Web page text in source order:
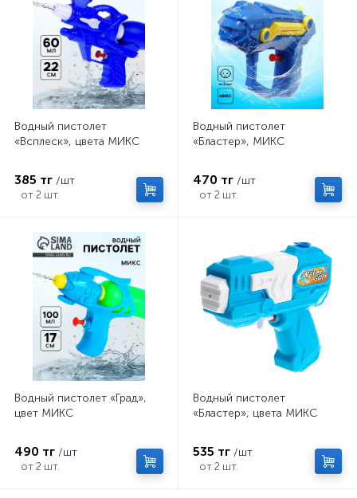
Водный пистолет
«Всплеск», цвета МИКС
385 тг /шт
от 2 шт.
Водный пистолет
«Бластер», МИКС
470 тг /шт
от 2 шт.
Водный пистолет «Град»,
цвет МИКС
490 тг /шт
от 2 шт.
Водный пистолет
«Бластер», цвета МИКС
535 тг /шт
от 2 шт.